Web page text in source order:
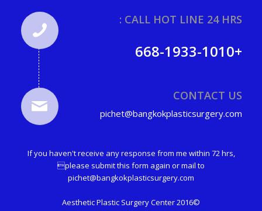
CALL HOT LINE 24 HRS :
+668-1933-1010
CONTACT US
pichet@bangkokplasticsurgery.com
If you haven't receive any response from me within 72 hrs,
please submit this form again or mail to
pichet@bangkokplasticsurgery.com
©2016 Aesthetic Plastic Surgery Center